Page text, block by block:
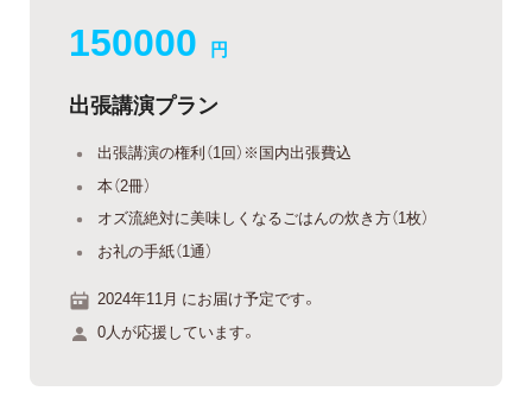
150000 円
出張講演プラン
出張講演の権利（1回）※国内出張費込
本（2冊）
オズ流絶対に美味しくなるごはんの炊き方（1枚）
お礼の手紙（1通）
2024年11月 にお届け予定です。
0人が応援しています。